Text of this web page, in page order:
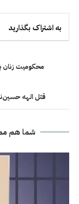
به اشتراک بگذارید
محکومیت زنان
قتل الهه
شما هم